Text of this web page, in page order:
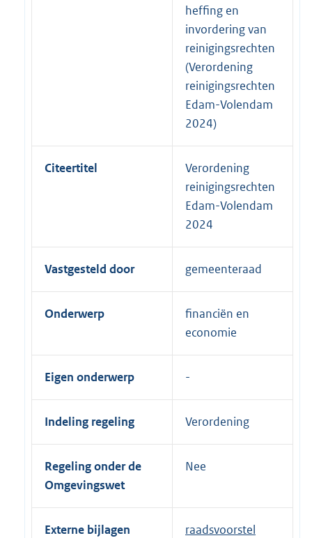
heffing en
invordering van
reinigingsrechten
(Verordening
reinigingsrechten
Edam-Volendam
2024)
Citeertitel
Verordening
reinigingsrechten
Edam-Volendam
2024
Vastgesteld door gemeenteraad
Onderwerp
financiën en
economie
Eigen onderwerp
Indeling regeling Verordening
Regeling onder de
Omgevingswet
Nee
Externe bijlagen raadsvoorstel